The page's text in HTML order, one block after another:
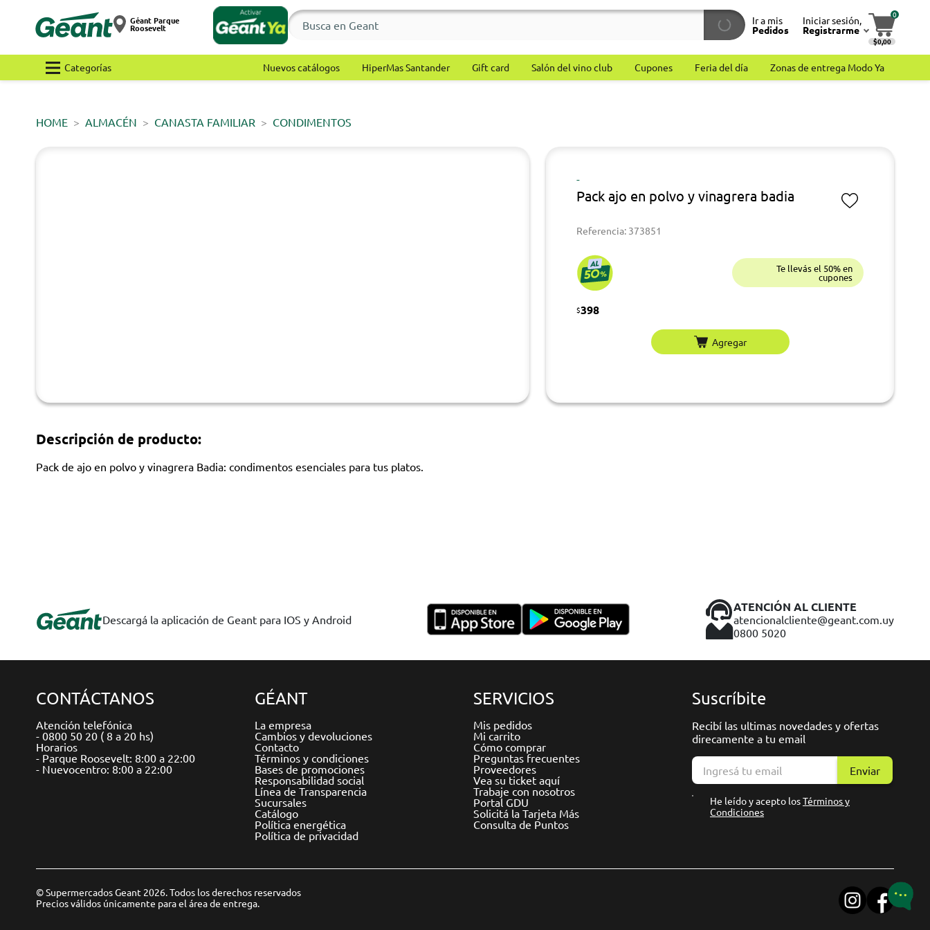
Géant Parque
Roosevelt
Ir a mis
Pedidos
Iniciar sesión,
Registrarme
0
$0,00
Categorías Nuevos catálogos HiperMas Santander Gift card Salón del vino club Cupones Feria del día Zonas de entrega Modo Ya
HOME ALMACÉN CANASTA FAMILIAR CONDIMENTOS
-
Pack ajo en polvo y vinagrera badia
Referencia: 373851
Te llevás el 50% en
cupones
$398
Agregar
Descripción de producto:
Pack de ajo en polvo y vinagrera Badia: condimentos esenciales para tus platos.
Descargá la aplicación de Geant para IOS y Android
ATENCIÓN AL CLIENTE
atencionalcliente@geant.com.uy
0800 5020
CONTÁCTANOS
Atención telefónica
- 0800 50 20 ( 8 a 20 hs)
Horarios
- Parque Roosevelt: 8:00 a 22:00
- Nuevocentro: 8:00 a 22:00
GÉANT
La empresa
Cambios y devoluciones
Contacto
Términos y condiciones
Bases de promociones
Responsabilidad social
Línea de Transparencia
Sucursales
Catálogo
Política energética
Política de privacidad
SERVICIOS
Mis pedidos
Mi carrito
Cómo comprar
Preguntas frecuentes
Proveedores
Vea su ticket aquí
Trabaje con nosotros
Portal GDU
Solicitá la Tarjeta Más
Consulta de Puntos
Suscríbite
Recibí las ultimas novedades y ofertas
direcamente a tu email
Enviar
He leído y acepto losTérminos y
Condiciones
© Supermercados Geant 2026. Todos los derechos reservados
Precios válidos únicamente para el área de entrega.